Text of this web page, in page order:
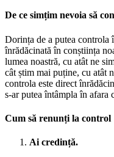
De ce simțim nevoia să
Dorința de a putea controla
înrădăcinată în conștiința
lumea noastră, cu atât ne
cât știm mai puține, cu atât
controla este direct
s-ar putea întâmpla în afara
Cum să renunți la control
Ai credință.